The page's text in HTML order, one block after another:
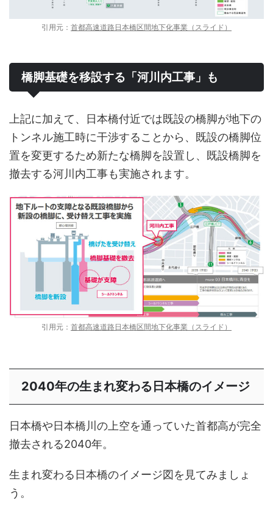
引用元： 首都高速道路日本橋区間地下化事業（スライド）
橋脚基礎を移設する「河川内工事」も
上記に加えて、日本橋付近では既設の橋脚が地下の
トンネル施工時に干渉することから、既設の橋脚位
置を変更するため新たな橋脚を設置し、既設橋脚を
撤去する河川内工事も実施されます。
引用元： 首都高速道路日本橋区間地下化事業（スライド）
2040年の生まれ変わる日本橋のイメージ
日本橋や日本橋川の上空を通っていた首都高が完全
撤去される2040年。
生まれ変わる日本橋のイメージ図を見てみましょ
う。